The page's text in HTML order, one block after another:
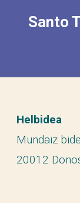
Santo
Helbidea
Mundaiz
20012